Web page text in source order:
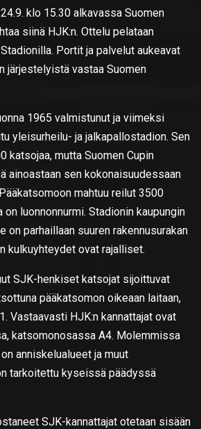
klo 15.30 alkavassa Suomen
siinä HJK:n. Ottelu pelataan
Portit ja palvelut aukeavat
järjestelyistä vastaa Suomen
1965 valmistunut ja viimeksi
yleisurheilu- ja jalkapallostadion. Sen
katsojaa, mutta Suomen Cupin
ainoastaan sen kokonaisuudessaan
mahtuu reilut 3500
on luonnonnurmi. Stadionin kaupungin
on parhaillaan suuren rakennusurakan
kulkuyhteydet ovat rajalliset.
SJK-henkiset katsojat sijoittuvat
pääkatsomon oikeaan laitaan,
Vastaavasti HJK:n kannattajat ovat
katsomonosassa A4. Molemmissa
anniskelualueet ja muut
tarkoitettu kyseissä päädyssä
SJK-kannattajat otetaan sisään